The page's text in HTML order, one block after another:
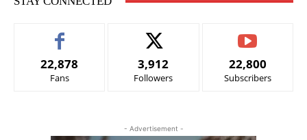
22,878
Fans
3,912
Followers
22,800
Subscribers
- Advertisement -